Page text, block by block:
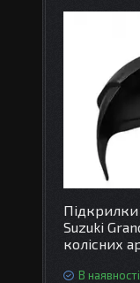
Підкрилки
Suzuki
колісних
В наявності